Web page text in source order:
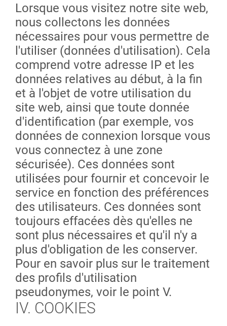
Lorsque vous visitez notre site web,
nous collectons les données
nécessaires pour vous permettre de
l'utiliser (données d'utilisation). Cela
comprend votre adresse IP et les
données relatives au début, à la fin
et à l'objet de votre utilisation du
site web, ainsi que toute donnée
d'identification (par exemple, vos
données de connexion lorsque vous
vous connectez à une zone
sécurisée). Ces données sont
utilisées pour fournir et concevoir le
service en fonction des préférences
des utilisateurs. Ces données sont
toujours effacées dès qu'elles ne
sont plus nécessaires et qu'il n'y a
plus d'obligation de les conserver.
Pour en savoir plus sur le traitement
des profils d'utilisation
pseudonymes, voir le point V.
IV. COOKIES